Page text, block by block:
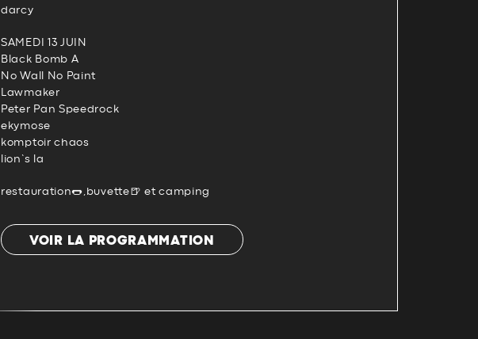
darcy
SAMEDI 13 JUIN
Black Bomb A
No Wall No Paint
Lawmaker
Peter Pan Speedrock
ekymose
komptoir chaos
lion’s la
restauration🌭,buvette🍺 et camping
VOIR LA PROGRAMMATION